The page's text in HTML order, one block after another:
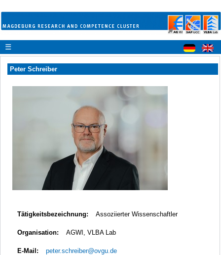
☰
Peter Schreiber
Tätigkeitsbezeichnung: Assoziierter Wissenschaftler
Organisation: AGWI, VLBA Lab
E-Mail: peter.schreiber@ovgu.de